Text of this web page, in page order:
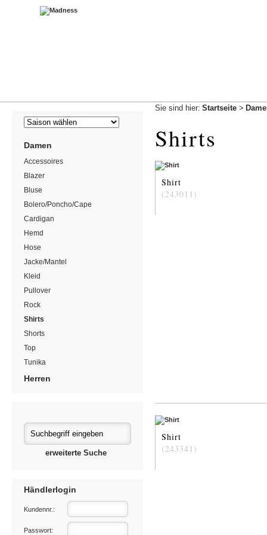
Damen
Accessoires
Blazer
Bluse
Bolero/Poncho/Cape
Cardigan
Hemd
Hose
Jacke/Mantel
Kleid
Pullover
Rock
Shirts
Shorts
Top
Tunika
Herren
erweiterte Suche
Händlerlogin
Kundennr.:
Passwort:
Sie sind hier: Startseite >
Shirts
Shirt
(243011)
Shirt
(243341)